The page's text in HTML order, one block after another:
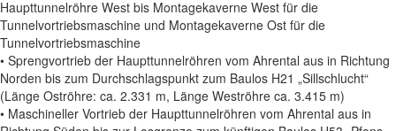
Haupttunnelröhre West bis Montagekaverne West für die
Tunnelvortriebsmaschine und Montagekaverne Ost für die
Tunnelvortriebsmaschine
• Sprengvortrieb der Haupttunnelröhren vom Ahrental aus in Richtung
Norden bis zum Durchschlagspunkt zum Baulos H21 „Sillschlucht“
(Länge Oströhre: ca. 2.331 m, Länge Weströhre ca. 3.415 m)
• Maschineller Vortrieb der Haupttunnelröhren vom Ahrental aus in